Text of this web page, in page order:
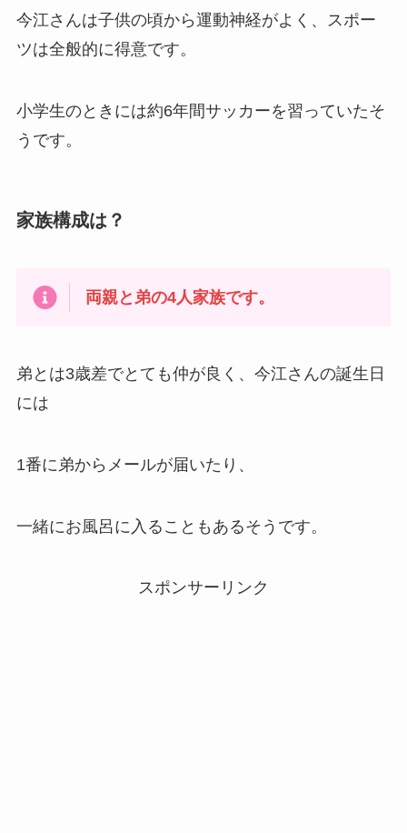
今江さんは子供の頃から運動神経がよく、スポー
ツは全般的に得意です。
小学生のときには約6年間サッカーを習っていたそ
うです。
家族構成は？
両親と弟の4人家族です。
弟とは3歳差でとても仲が良く、今江さんの誕生日
には
1番に弟からメールが届いたり、
一緒にお風呂に入ることもあるそうです。
スポンサーリンク